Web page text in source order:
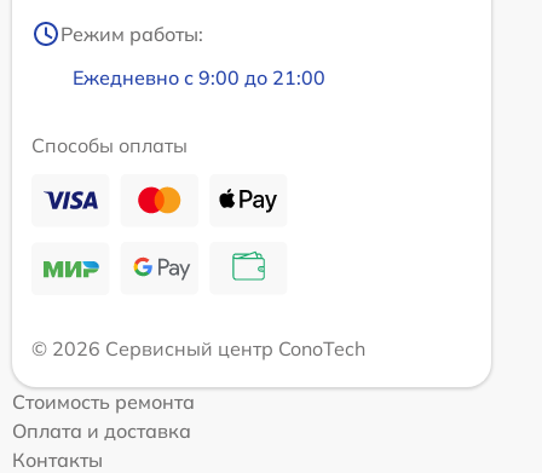
Режим работы:
Ежедневно с 9:00 до 21:00
Способы оплаты
© 2026 Сервисный центр ConoTech
Стоимость ремонта
Оплата и доставка
Контакты